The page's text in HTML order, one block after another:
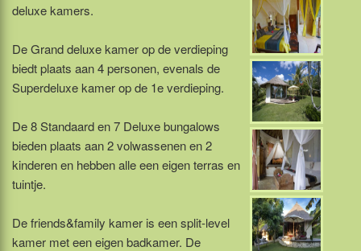
deluxe kamers.
De Grand deluxe kamer op de verdieping
biedt plaats aan 4 personen, evenals de
Superdeluxe kamer op de 1e verdieping.
De 8 Standaard en 7 Deluxe bungalows
bieden plaats aan 2 volwassenen en 2
kinderen en hebben alle een eigen terras en
tuintje.
De friends&family kamer is een split-level
kamer met een eigen badkamer. De